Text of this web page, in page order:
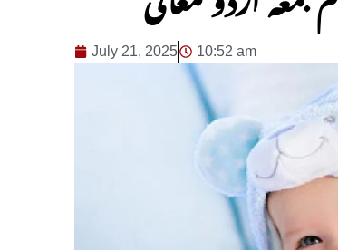
July 21, 2025 10:52 am